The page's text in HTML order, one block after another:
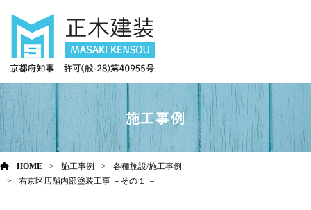
施工事例
HOME 施工事例 各種施設/施工事例
右京区店舗内部塗装工事 －その１ －